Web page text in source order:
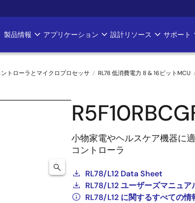
Main
navigation
製品情報 アプリケーション 設計リソース サポート
トローラとマイクロプロセッサ RL78 低消費電力 8 & 16ビットMCU
小物家電やヘルスケア機器に
コントローラ
RL78/L12 Data Sheet
RL78/L12 ユーザーズマニュ
RL78/L12 に関するすべての情